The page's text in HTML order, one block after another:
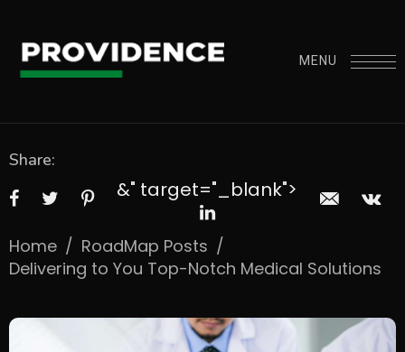
MENU
Share:
&" target="_blank">
Home / RoadMap Posts /
Delivering to You Top-Notch Medical Solutions